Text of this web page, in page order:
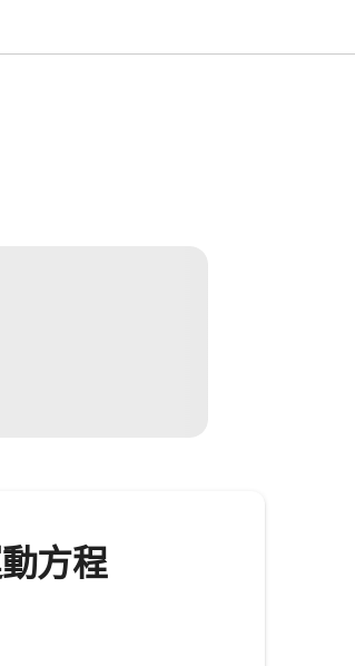
方程